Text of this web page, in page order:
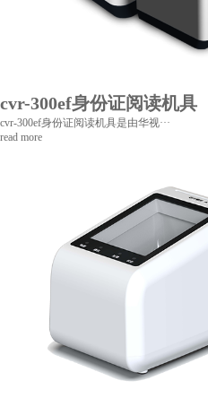
cvr-300ef身份证阅读机具
cvr-300ef身份证阅读机具是由华视···
read more